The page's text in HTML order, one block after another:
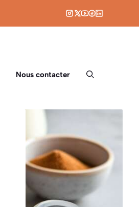
Nous contacter